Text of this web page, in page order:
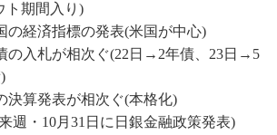
ト期間入り)
の経済指標の発表(米国が中心)
の入札が相次ぐ(22日→2年債、23日→5
決算発表が相次ぐ(本格化)
週・10月31日に日銀金融政策発表)